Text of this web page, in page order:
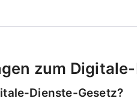
zum
Dienste-Gesetz?